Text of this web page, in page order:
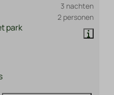
3 nachten
2 personen
park